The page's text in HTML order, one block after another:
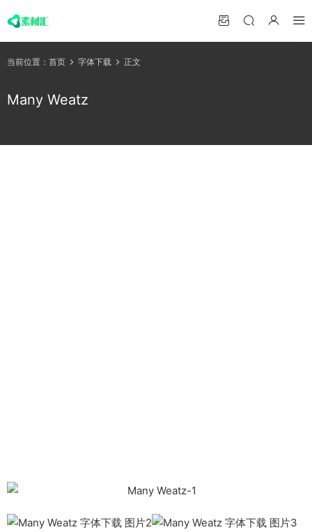
当前位置： 首页 字体下载 正文
Many Weatz